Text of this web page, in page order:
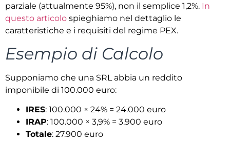
parziale (attualmente 95%), non il semplice 1,2%. In
questo articolo spieghiamo nel dettaglio le
caratteristiche e i requisiti del regime PEX.
Esempio di Calcolo
Supponiamo che una SRL abbia un reddito
imponibile di 100.000 euro:
IRES: 100.000 × 24% = 24.000 euro
IRAP: 100.000 × 3,9% = 3.900 euro
Totale: 27.900 euro